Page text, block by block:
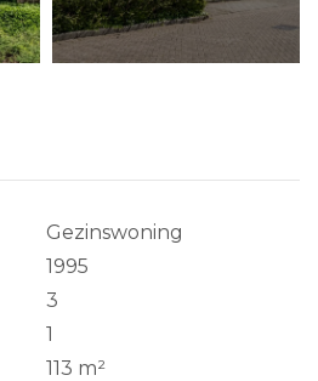
Gezinswoning
1995
3
1
113 m²